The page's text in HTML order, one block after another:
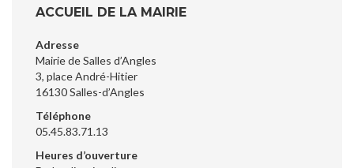
ACCUEIL DE LA MAIRIE
Adresse
Mairie de Salles d’Angles
3, place André-Hitier
16130 Salles-d’Angles
Téléphone
05.45.83.71.13
Heures d’ouverture